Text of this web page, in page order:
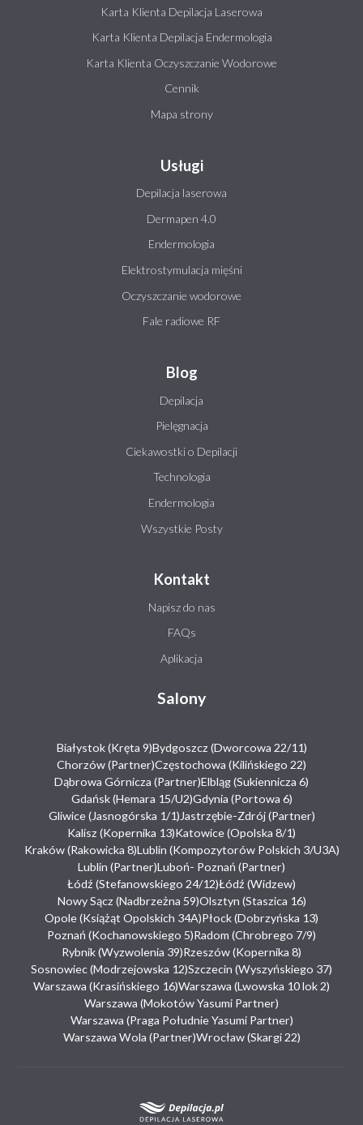
Karta Klienta Depilacja Laserowa
Karta Klienta Depilacja Endermologia
Karta Klienta Oczyszczanie Wodorowe
Cennik
Mapa strony
Usługi
Depilacja laserowa
Dermapen 4.0
Endermologia
Elektrostymulacja mięśni
Oczyszczanie wodorowe
Fale radiowe RF
Blog
Depilacja
Pielęgnacja
Ciekawostki o Depilacji
Technologia
Endermologia
Wszystkie Posty
Kontakt
Napisz do nas
FAQs
Aplikacja
Salony
Białystok (Kręta 9)Bydgoszcz (Dworcowa 22/11)
Chorzów (Partner)Częstochowa (Kilińskiego 22)
Dąbrowa Górnicza (Partner)Elbląg (Sukiennicza 6)
Gdańsk (Hemara 15/U2)Gdynia (Portowa 6)
Gliwice (Jasnogórska 1/1) Jastrzębie-Zdrój (Partner)
Kalisz (Kopernika 13)Katowice (Opolska 8/1)
Kraków (Rakowicka 8)Lublin (Kompozytorów Polskich 3/U3A)
Lublin (Partner)Luboń- Poznań (Partner)
Łódź (Stefanowskiego 24/12)Łódź (Widzew)
Nowy Sącz (Nadbrzeżna 59)Olsztyn (Staszica 16)
Opole (Książąt Opolskich 34A)Płock (Dobrzyńska 13)
Poznań (Kochanowskiego 5)Radom (Chrobrego 7/9)
Rybnik (Wyzwolenia 39)Rzeszów (Kopernika 8)
Sosnowiec (Modrzejowska 12)Szczecin (Wyszyńskiego 37)
Warszawa (Krasińskiego 16)Warszawa (Lwowska 10 lok 2)
Warszawa (Mokotów Yasumi Partner)
Warszawa (Praga Południe Yasumi Partner)
Warszawa Wola (Partner)Wrocław (Skargi 22)